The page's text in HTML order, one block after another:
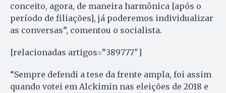
conceito, agora, de maneira harmônica [após o
período de filiações], já poderemos individualizar
as conversas”, comentou o socialista.
[relacionadas artigos=”389777″]
“Sempre defendi a tese da frente ampla, foi assim
quando votei em Alckimin nas eleições de 2018 e